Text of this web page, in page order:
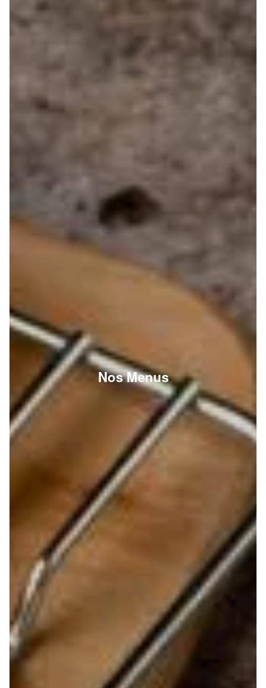
Nos Menus